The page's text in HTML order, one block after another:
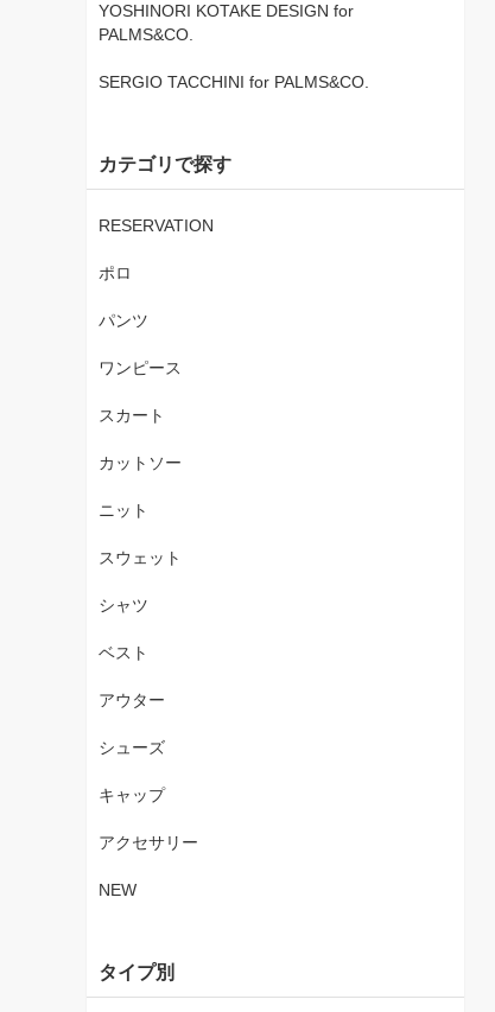
YOSHINORI KOTAKE DESIGN for
PALMS&CO.
SERGIO TACCHINI for PALMS&CO.
カテゴリで探す
RESERVATION
ポロ
パンツ
ワンピース
スカート
カットソー
ニット
スウェット
シャツ
ベスト
アウター
シューズ
キャップ
アクセサリー
NEW
タイプ別